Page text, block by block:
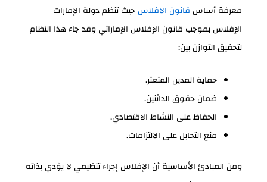
معرفة أساس قانون الافلاسحيث تنظم دولة الإمارات
الإفلاس بموجب قانون الإفلاس الإماراتي وقد جاء هذا النظام
لتحقيق التوازن بين:
حماية المدين المتعثر.
ضمان حقوق الدائنين.
الحفاظ على النشاط الاقتصادي.
منع التحايل على الالتزامات.
ومن المبادئ الأساسية أن الإفلاس إجراء تنظيمي لا يؤدي بذاته